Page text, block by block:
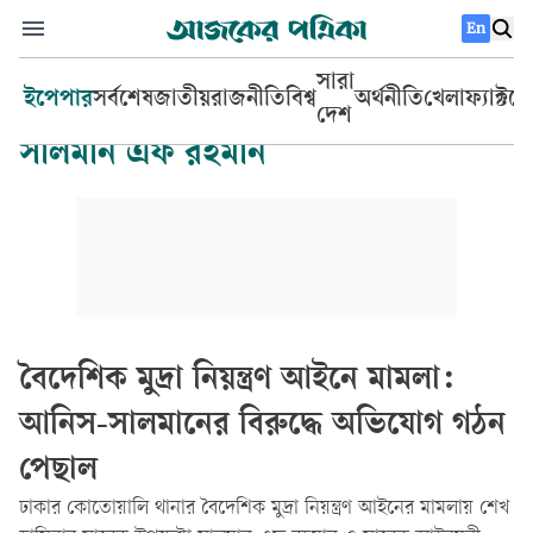
En
ইপেপারসর্বশেষজাতীয়রাজনীতিবিশ্ব
সারা
দেশ
অর্থনীতিখেলা
সালমান এফ রহমান
বৈদেশিক মুদ্রা নিয়ন্ত্রণ আইনে মামলা:
আনিস-সালমানের বিরুদ্ধে অভিযোগ গঠন
পেছাল
ঢাকার কোতোয়ালি থানার বৈদেশিক মুদ্রা নিয়ন্ত্রণ আইনের মামলায় শেখ